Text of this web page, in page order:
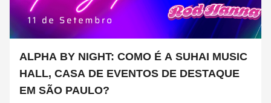
ALPHA BY NIGHT: COMO É A SUHAI MUSIC
HALL, CASA DE EVENTOS DE DESTAQUE
EM SÃO PAULO?